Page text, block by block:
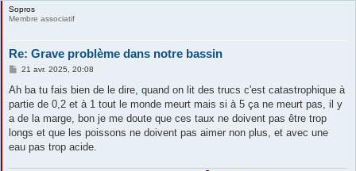
Sopros
Membre associatif
Re: Grave problème dans notre bassin
M
s
a
g
21 avr. 2025, 20:08
Ah ba tu fais bien de le dire, quand on lit des trucs c'est catastrophique à
partie de 0,2 et à 1 tout le monde meurt mais si à 5 ça ne meurt pas, il y
a de la marge, bon je me doute que ces taux ne doivent pas être trop
longs et que les poissons ne doivent pas aimer non plus, et avec une
eau pas trop acide.